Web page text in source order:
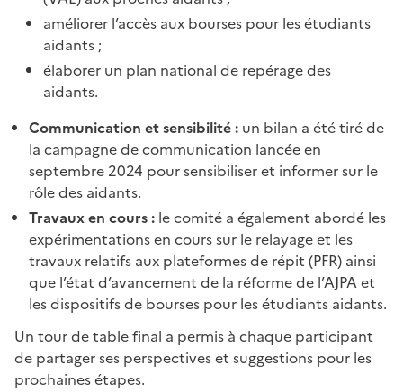
améliorer l’accès aux bourses pour les étudiants
aidants ;
élaborer un plan national de repérage des
aidants.
Communication et sensibilité : un bilan a été tiré de
la campagne de communication lancée en
septembre 2024 pour sensibiliser et informer sur le
rôle des aidants.
Travaux en cours : le comité a également abordé les
expérimentations en cours sur le relayage et les
travaux relatifs aux plateformes de répit (PFR) ainsi
que l’état d’avancement de la réforme de l’AJPA et
les dispositifs de bourses pour les étudiants aidants.
Un tour de table final a permis à chaque participant
de partager ses perspectives et suggestions pour les
prochaines étapes.